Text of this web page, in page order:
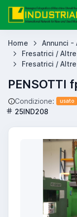
Home Annunci -
Fresatrici /
Fresatrici /
PENSOTTI
Condizione: usato
25IND208